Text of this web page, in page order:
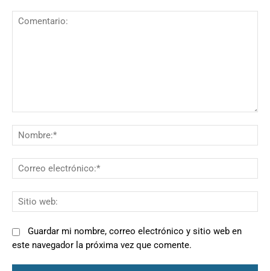
Guardar mi nombre, correo electrónico y sitio web en
este navegador la próxima vez que comente.